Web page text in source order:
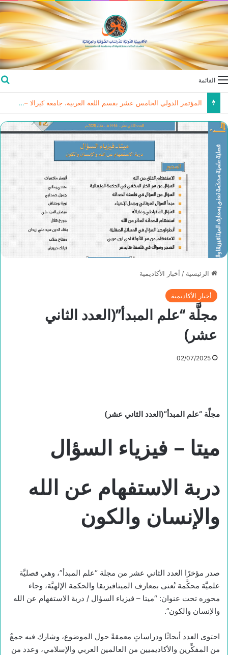
القائمة
المؤتمر الدولي الخامس عشر بقسم اللغة العربية، جامعة كيرالا – الهند
الرئيسية / أخبار الأكاديمية
أخبار الأكاديمية
مجلَّة “علم المبدأ”(العدد الثاني
عشر)
02/07/2025
مجلَّة “علم المبدأ”(العدد الثاني عشر)
ميتا – فيزياء السؤال
دربة الاستفهام عن الله
والإنسان والكون
صدر مؤخرًا العدد الثاني عشر من مجلة “علم المبدأ”، وهي فصليَّة
علميَّة محكَّمة تُعنى بمعارف الميتافيزيقا والحكمة الإلهيَّة، وجاء
محوره تحت عنوان: “ميتا – فيزياء السؤال / دربة الاستفهام عن الله
والإنسان والكون”.
احتوى العدد أبحاثًا ودراساتٍ معمقةً حول الموضوع، وشارك فيه جمعٌ
من المفكِّرين والأكاديميين من العالمين العربي والإسلامي، وعدد من